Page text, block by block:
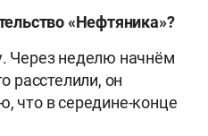
«Нефтяника»?
Через неделю начнём
расстелили, он
что в середине-конце